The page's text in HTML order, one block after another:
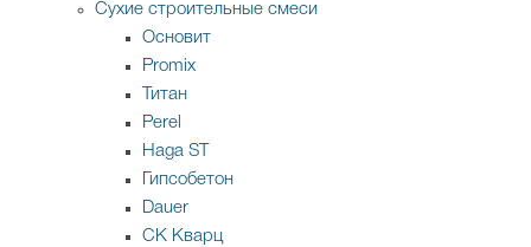
Сухие строительные смеси
Основит
Promix
Титан
Perel
Haga ST
Гипсобетон
Dauer
СК Кварц